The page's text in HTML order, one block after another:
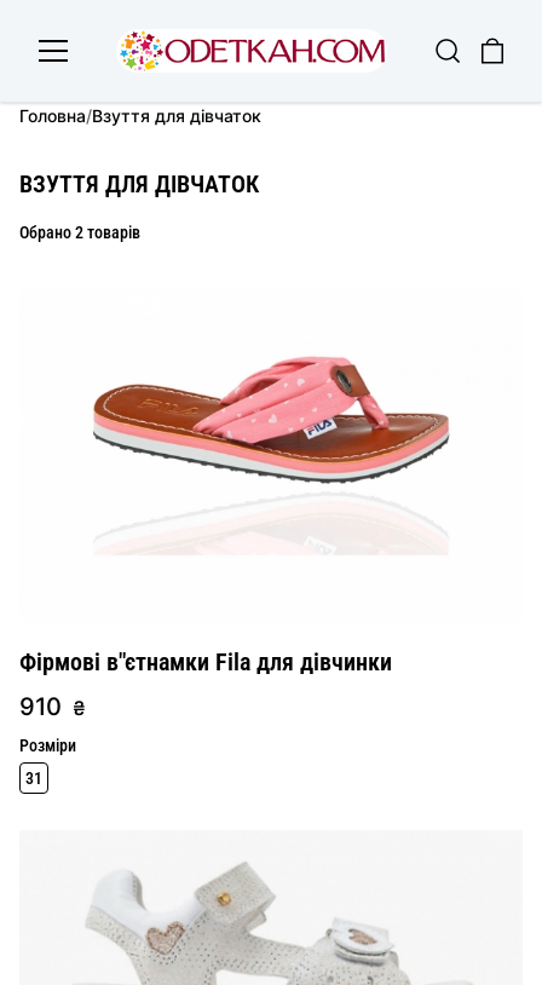
Головна/Взуття для дівчаток
ВЗУТТЯ ДЛЯ ДІВЧАТОК
Обрано 2 товарів
Фірмові в"єтнамки Fila для дівчинки
910 ₴
Розміри
31